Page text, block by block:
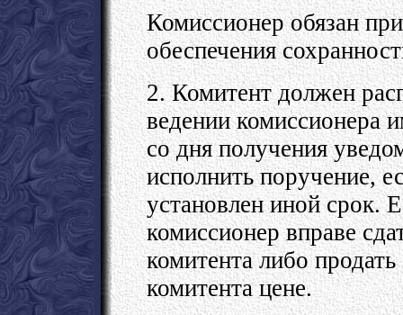
Комиссионер обязан
обеспечения
2. Комитент должен
ведении комиссионера
со дня получения
исполнить поручение,
установлен иной срок.
комиссионер вправе
комитента либо
комитента цене.